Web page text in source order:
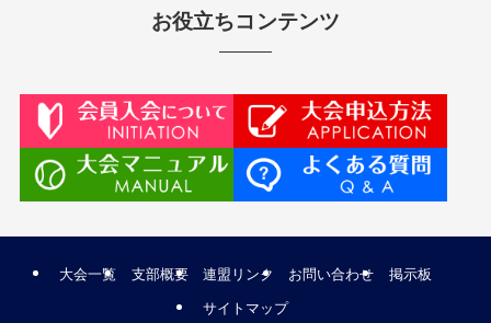
お役立ちコンテンツ
大会一覧 支部概要 連盟リンク お問い合わせ 掲示板
サイトマップ